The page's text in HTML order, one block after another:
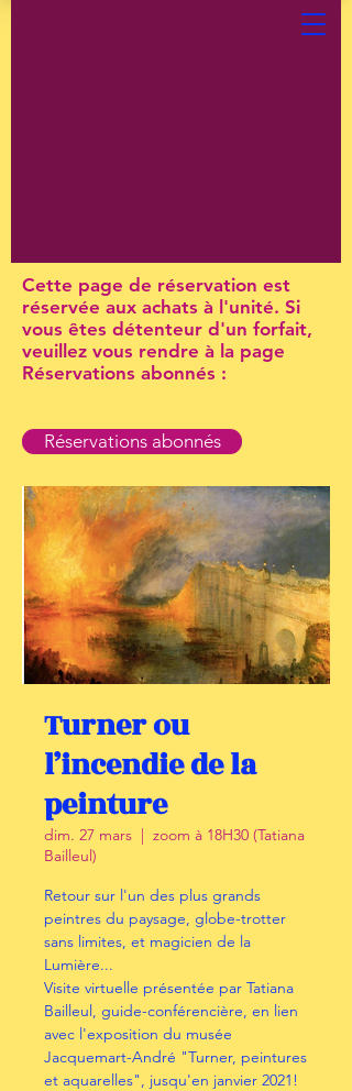
Cette page de réservation est
réservée aux achats à l'unité. Si
vous êtes détenteur d'un forfait,
veuillez vous rendre à la page
Réservations abonnés :
Réservations abonnés
Turner ou
l’incendie de la
peinture
dim. 27 mars
  |
zoom à 18H30 (Tatiana
Bailleul)
Retour sur l'un des plus grands
peintres du paysage, globe-trotter
sans limites, et magicien de la
Lumière...
Visite virtuelle présentée par Tatiana
Bailleul, guide-conférencière, en lien
avec l'exposition du musée
Jacquemart-André "Turner, peintures
et aquarelles", jusqu'en janvier 2021!